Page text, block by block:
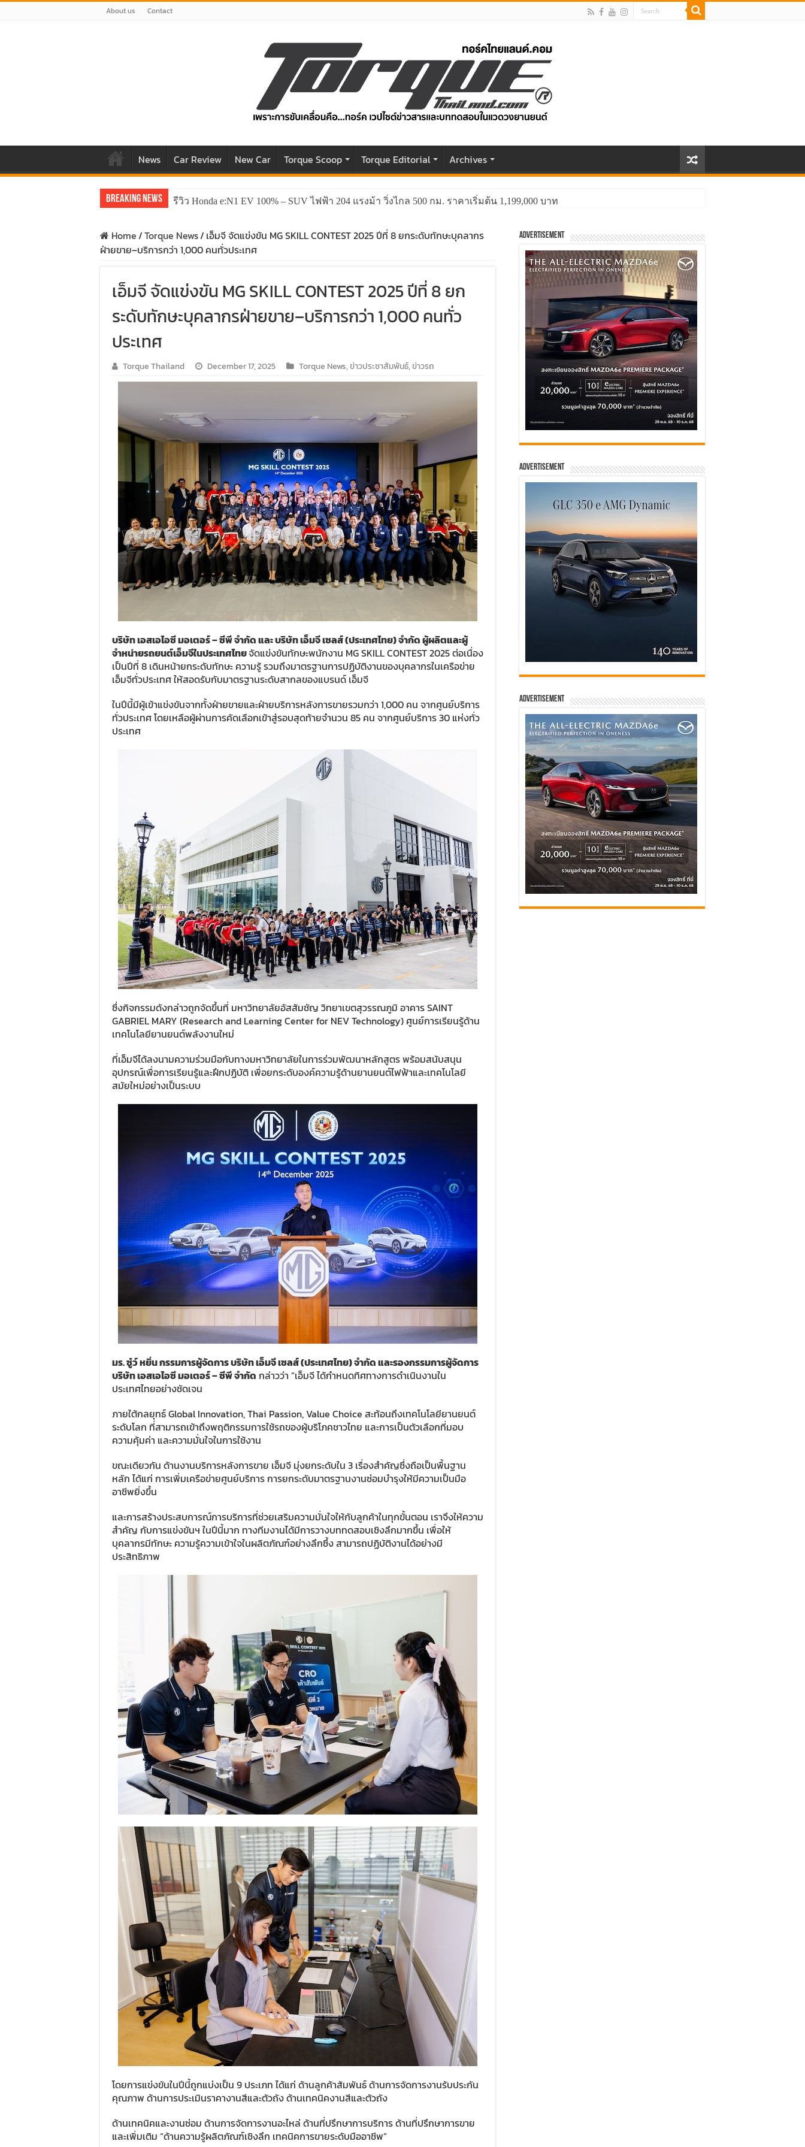
About us Contact
News Car Review New Car Torque Scoop Torque Editorial Archives
Breaking News รีวิว Honda e:N1 EV 100% – SUV ไฟฟ้า 204 แรงม้า วิ่งไกล 500 กม. ราคาเริ่มต้น 1,199,000 บาท
Home/Torque News/ เอ็มจี จัดแข่งขัน MG SKILL CONTEST 2025 ปีที่ 8 ยกระดับทักษะบุคลากร
ฝ่ายขาย–บริการกว่า 1,000 คนทั่วประเทศ
เอ็มจี จัดแข่งขัน MG SKILL CONTEST 2025 ปีที่ 8 ยก
ระดับทักษะบุคลากรฝ่ายขาย–บริการกว่า 1,000 คนทั่ว
ประเทศ
Torque Thailand December 17, 2025 Torque News,ข่าวประชาสัมพันธ์,ข่าวรถ
บริษัท เอสเอไอซี มอเตอร์ – ซีพี จำกัด และ บริษัท เอ็มจี เซลส์ (ประเทศไทย) จำกัด ผู้ผลิตและผู้
จำหน่ายรถยนต์เอ็มจีในประเทศไทยจัดแข่งขันทักษะพนักงาน MG SKILL CONTEST 2025 ต่อเนื่อง
เป็นปีที่ 8 เดินหน้ายกระดับทักษะ ความรู้ รวมถึงมาตรฐานการปฏิบัติงานของบุคลากรในเครือข่าย
เอ็มจีทั่วประเทศ ให้สอดรับกับมาตรฐานระดับสากลของแบรนด์ เอ็มจี
ในปีนี้มีผู้เข้าแข่งขันจากทั้งฝ่ายขายและฝ่ายบริการหลังการขายรวมกว่า 1,000 คน จากศูนย์บริการ
ทั่วประเทศ โดยเหลือผู้ผ่านการคัดเลือกเข้าสู่รอบสุดท้ายจำนวน 85 คน จากศูนย์บริการ 30 แห่งทั่ว
ประเทศ
ซึ่งกิจกรรมดังกล่าวถูกจัดขึ้นที่ มหาวิทยาลัยอัสสัมชัญ วิทยาเขตสุวรรณภูมิ อาคาร SAINT
GABRIEL MARY (Research and Learning Center for NEV Technology) ศูนย์การเรียนรู้ด้าน
เทคโนโลยียานยนต์พลังงานใหม่
ที่เอ็มจีได้ลงนามความร่วมมือกับทางมหาวิทยาลัยในการร่วมพัฒนาหลักสูตร พร้อมสนับสนุน
อุปกรณ์เพื่อการเรียนรู้และฝึกปฏิบัติ เพื่อยกระดับองค์ความรู้ด้านยานยนต์ไฟฟ้าและเทคโนโลยี
สมัยใหม่อย่างเป็นระบบ
มร. ซู๋ว์ หยิ่น กรรมการผู้จัดการ บริษัท เอ็มจี เซลส์ (ประเทศไทย) จำกัด และรองกรรมการผู้จัดการ
บริษัท เอสเอไอซี มอเตอร์–ซีพี จำกัด กล่าวว่า “เอ็มจี ได้กำหนดทิศทางการดำเนินงานใน
ประเทศไทยอย่างชัดเจน
ภายใต้กลยุทธ์ Global Innovation, Thai Passion, Value Choice สะท้อนถึงเทคโนโลยียานยนต์
ระดับโลก ที่สามารถเข้าถึงพฤติกรรมการใช้รถของผู้บริโภคชาวไทย และการเป็นตัวเลือกที่มอบ
ความคุ้มค่า และความมั่นใจในการใช้งาน
ขณะเดียวกัน ด้านงานบริการหลังการขาย เอ็มจี มุ่งยกระดับใน 3 เรื่องสำคัญซึ่งถือเป็นพื้นฐาน
หลัก ได้แก่ การเพิ่มเครือข่ายศูนย์บริการ การยกระดับมาตรฐานงานซ่อมบำรุงให้มีความเป็นมือ
อาชีพยิ่งขึ้น
และการสร้างประสบการณ์การบริการที่ช่วยเสริมความมั่นใจให้กับลูกค้าในทุกขั้นตอน เราจึงให้ความ
สำคัญ กับการแข่งขันฯ ในปีนี้มาก ทางทีมงานได้มีการวางบททดสอบเชิงลึกมากขึ้น เพื่อให้
บุคลากรมีทักษะ ความรู้ความเข้าใจในผลิตภัณฑ์อย่างลึกซึ้ง สามารถปฏิบัติงานได้อย่างมี
ประสิทธิภาพ
โดยการแข่งขันในปีนี้ถูกแบ่งเป็น 9 ประเภท ได้แก่ ด้านลูกค้าสัมพันธ์ ด้านการจัดการงานรับประกัน
คุณภาพ ด้านการประเมินราคางานสีและตัวถัง ด้านเทคนิคงานสีและตัวถัง
ด้านเทคนิคและงานซ่อม ด้านการจัดการงานอะไหล่ ด้านที่ปรึกษาการบริการ ด้านที่ปรึกษาการขาย
และเพิ่มเติม “ด้านความรู้ผลิตภัณฑ์เชิงลึก เทคนิคการขายระดับมืออาชีพ”
Advertisement
Advertisement
Advertisement